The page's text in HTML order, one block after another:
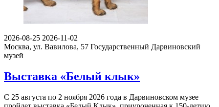
2026-08-25 2026-11-02
Москва, ул. Вавилова, 57 Государственный Дарвиновский
музей
Выставка «Белый клык»
С 25 августа по 2 ноября 2026 года в Дарвиновском музее